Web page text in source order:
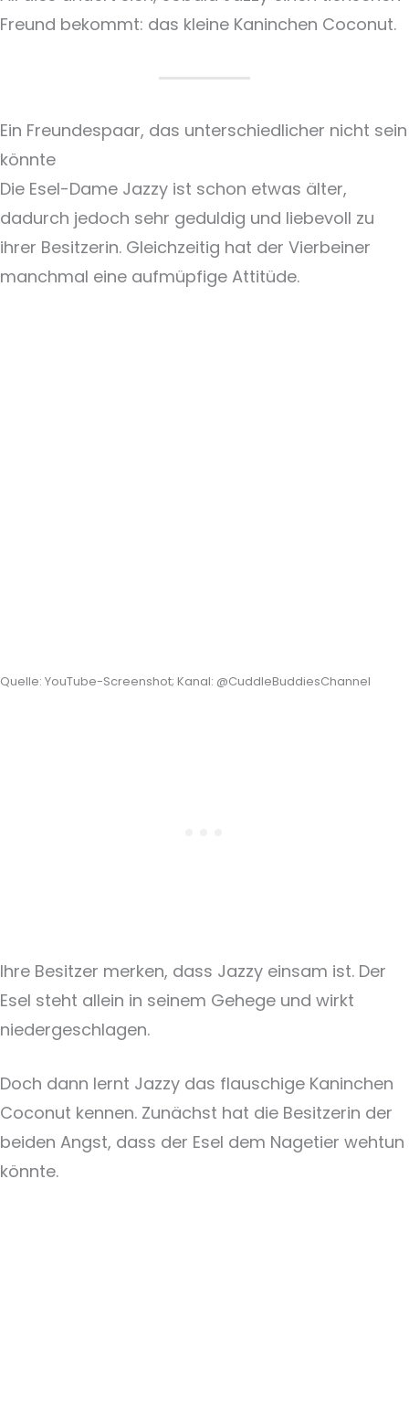
Freund bekommt: das kleine Kaninchen Coconut.
Ein Freundespaar, das unterschiedlicher nicht sein
könnte
Die Esel-Dame Jazzy ist schon etwas älter,
dadurch jedoch sehr geduldig und liebevoll zu
ihrer Besitzerin. Gleichzeitig hat der Vierbeiner
manchmal eine aufmüpfige Attitüde.
Quelle: YouTube-Screenshot; Kanal: @CuddleBuddiesChannel
Ihre Besitzer merken, dass Jazzy einsam ist. Der
Esel steht allein in seinem Gehege und wirkt
niedergeschlagen.
Doch dann lernt Jazzy das flauschige Kaninchen
Coconut kennen. Zunächst hat die Besitzerin der
beiden Angst, dass der Esel dem Nagetier wehtun
könnte.